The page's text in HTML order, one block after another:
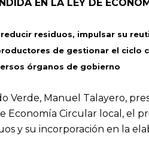
EN LA LEY DE
residuos, impulsar su
de gestionar el ciclo
órganos de gobierno
Verde, Manuel Talayero,
Economía Circular local, el
y su incorporación en la